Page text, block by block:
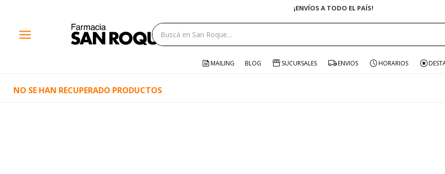
¡ENVÍOS A TODO EL PAÍS!
menu
MAILING BLOG SUCURSALES ENVIOS HORARIOS
NO SE HAN RECUPERADO PRODUCTOS
close
storefront
help